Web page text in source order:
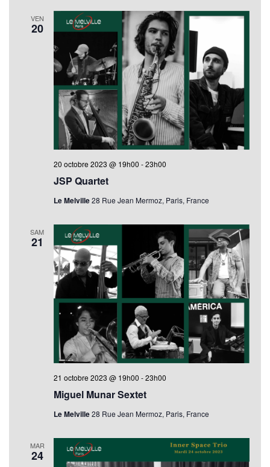
VEN
20
JSP Quartet
20 octobre 2023 @ 19h00 -23h00
Le Melville28 Rue Jean Mermoz, Paris, France
SAM
21
Miguel Munar Sextet
21 octobre 2023 @ 19h00 -23h00
Le Melville28 Rue Jean Mermoz, Paris, France
MAR
24